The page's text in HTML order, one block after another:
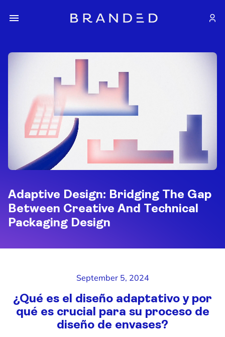
Adaptive Design: Bridging The Gap
Between Creative And Technical
Packaging Design
September 5, 2024
¿Qué es el diseño adaptativo y por
qué es crucial para su proceso de
diseño de envases?